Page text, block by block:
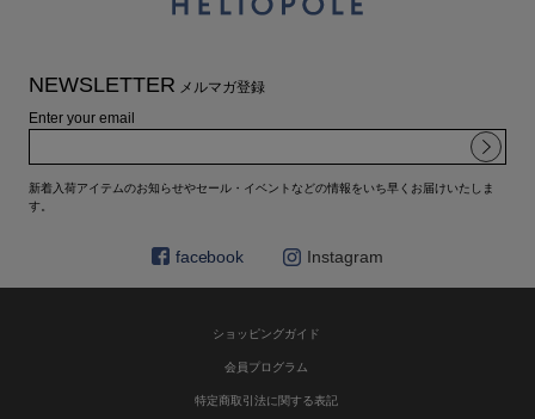
NEWSLETTER メルマガ登録
Enter your email
新着入荷アイテムのお知らせやセール・イベントなどの情報をいち早くお届けいたしま
す。
facebook Instagram
ショッピングガイド
会員プログラム
特定商取引法に関する表記